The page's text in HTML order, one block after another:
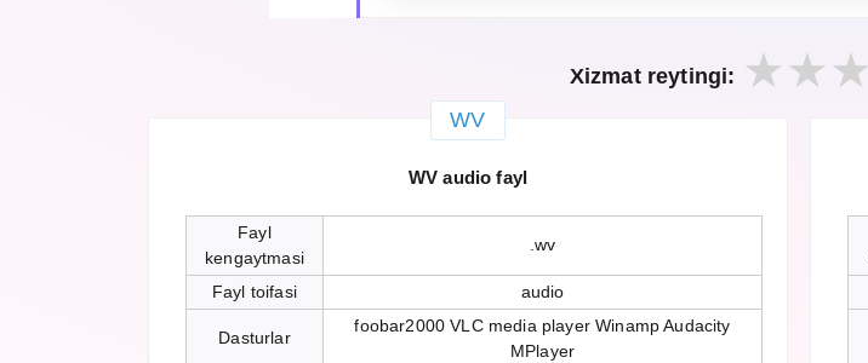
Xizmat reytingi:
WV
WV audio fayl
Fayl
kengaytmasi
.wv
Fayl toifasi audio
Dasturlar
foobar2000 VLC media player Winamp Audacity
MPlayer